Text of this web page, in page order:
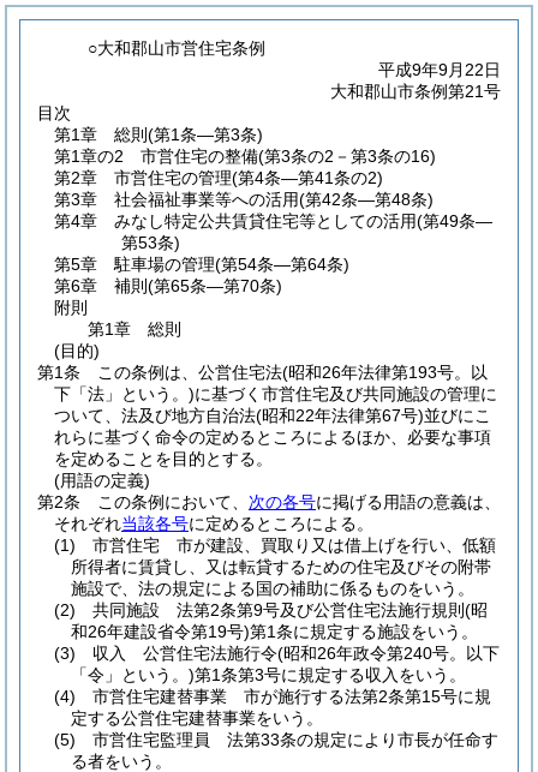
○大和郡山市営住宅条例
平成9年9月22日
大和郡山市条例第21号
目次
第1章
総則 (第1条―第3条)
第1章の2
市営住宅の整備(第3条の2－第3条の16)
第2章
市営住宅の管理(第4条―第41条の2)
第3章
社会福祉事業等への活用(第42条―第48条)
第4章
みなし特定公共賃貸住宅等としての活用(第49条―
第53条)
第5章
駐車場の管理(第54条―第64条)
第6章
補則 (第65条―第70条)
附則
第1章
総則
(目的)
第1条
この条例は、公営住宅法(昭和26年法律第193号。以
下「法」という。)に基づく市営住宅及び共同施設の管理に
ついて、法及び地方自治法(昭和22年法律第67号)並びにこ
れらに基づく命令の定めるところによるほか、必要な事項
を定めることを目的とする。
(用語の定義)
第2条
この条例において、 次の各号に掲げる用語の意義は、
それぞれ当該各号に定めるところによる。
(1)
市営住宅 市が建設、買取り又は借上げを行い、低額
所得者に賃貸し、又は転貸するための住宅及びその附帯
施設で、法の規定による国の補助に係るものをいう。
(2)
共同施設 法第2条第9号及び公営住宅法施行規則 (昭
和26年建設省令第19号)第1条に規定する施設をいう。
(3)
収入 公営住宅法施行令(昭和26年政令第240号。以下
「令」という。)第1条第3号に規定する収入をいう。
(4)
市営住宅建替事業 市が施行する法第2条第15号に規
定する公営住宅建替事業をいう。
(5)
市営住宅監理員 法第33条の規定により市長が任命す
る者をいう。